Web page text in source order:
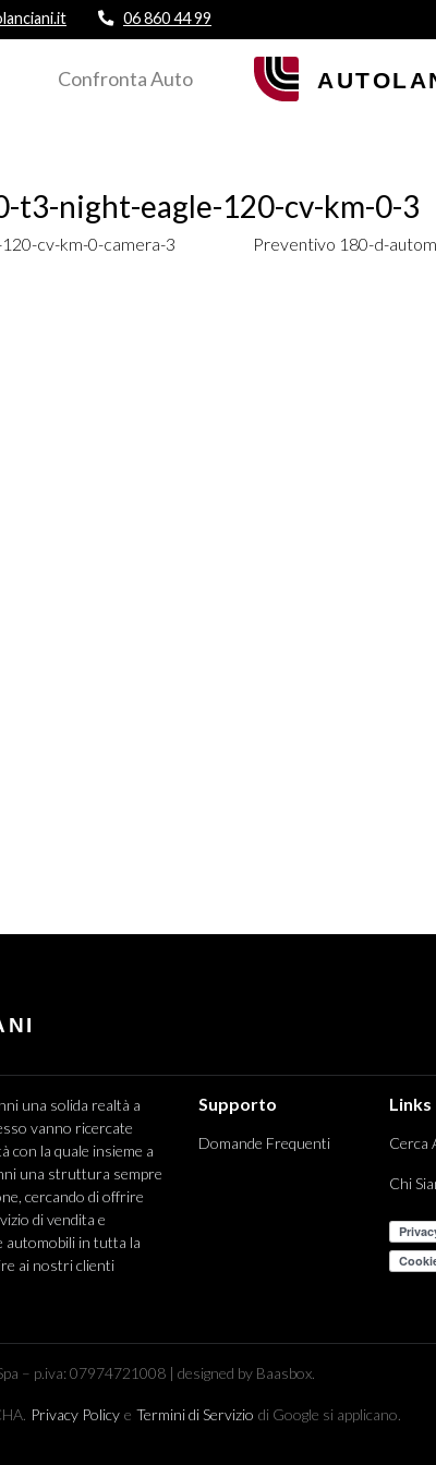
06 860 44 99
Confronta Auto
t3-night-eagle-120-cv-km-0-3
cv-km-0-camera-3 Preventivo 180-d-
una solida realtà a
vanno ricercate
con la quale insieme a
una struttura sempre
cercando di offrire
di vendita e
automobili in tutta la
ai nostri clienti
Supporto
Domande Frequenti
Links
Cerca
Chi
– p.iva: 07974721008 | designed by Baasbox.
Privacy Policy e Termini di Servizio di Google si applicano.